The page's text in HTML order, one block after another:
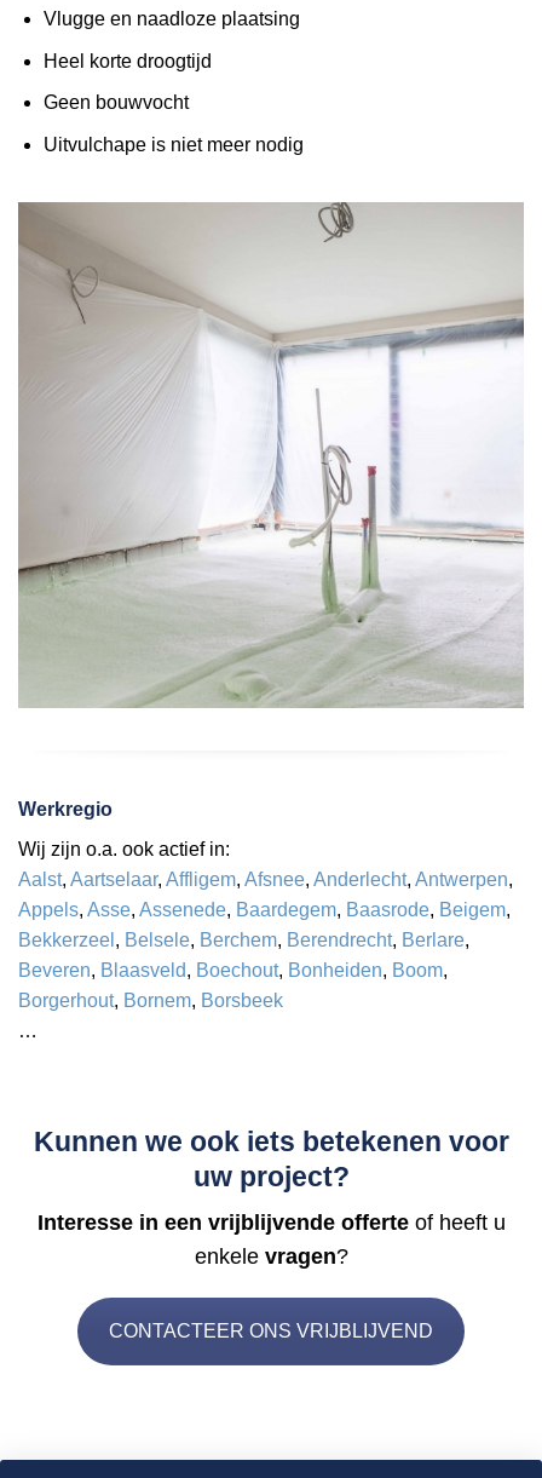
Vlugge en naadloze plaatsing
Heel korte droogtijd
Geen bouwvocht
Uitvulchape is niet meer nodig
Werkregio
Wij zijn o.a. ook actief in:
Aalst, Aartselaar, Affligem, Afsnee, Anderlecht, Antwerpen,
Appels, Asse, Assenede, Baardegem, Baasrode, Beigem,
Bekkerzeel , Belsele, Berchem, Berendrecht, Berlare,
Beveren, Blaasveld, Boechout, Bonheiden, Boom,
Borgerhout, Bornem, Borsbeek
…
Kunnen we ook iets betekenen voor
uw project?
Interesse in een vrijblijvende offerte of heeft u
enkelevragen?
CONTACTEER ONS VRIJBLIJVEND